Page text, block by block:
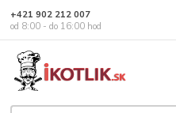
+421 902 212 007
od 8:00 - do 16:00 hod